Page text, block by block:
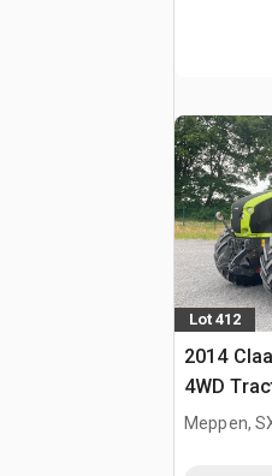
Lot 412
2014
4WD
Meppen,